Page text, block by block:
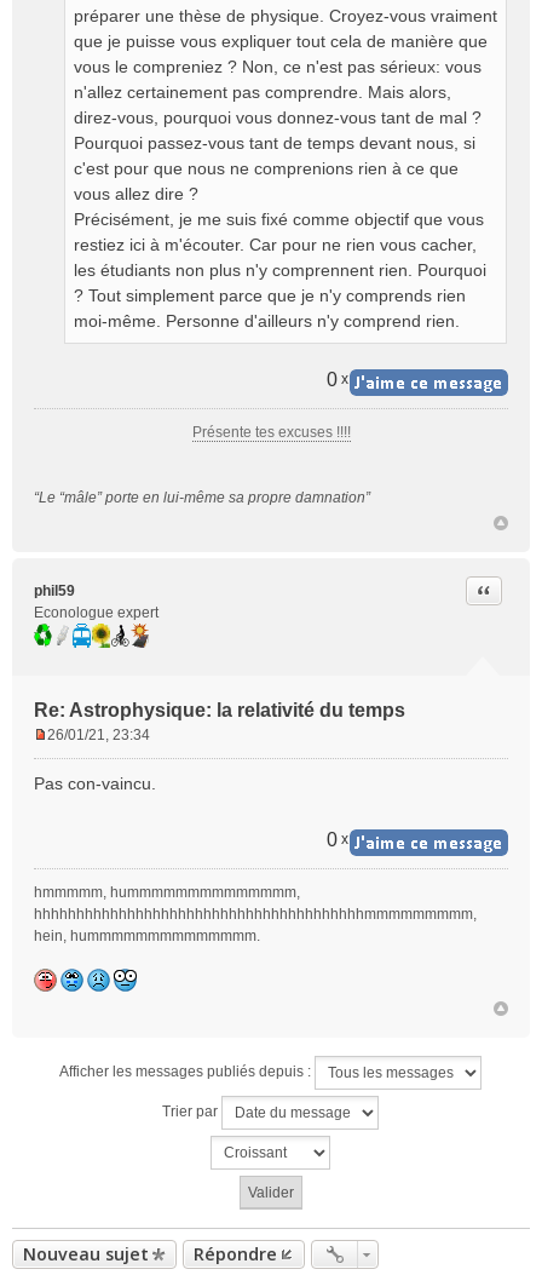
préparer une thèse de physique. Croyez-vous vraiment
que je puisse vous expliquer tout cela de manière que
vous le compreniez ? Non, ce n'est pas sérieux: vous
n'allez certainement pas comprendre. Mais alors,
direz-vous, pourquoi vous donnez-vous tant de mal ?
Pourquoi passez-vous tant de temps devant nous, si
c'est pour que nous ne comprenions rien à ce que
vous allez dire ?
Précisément, je me suis fixé comme objectif que vous
restiez ici à m'écouter. Car pour ne rien vous cacher,
les étudiants non plus n'y comprennent rien. Pourquoi
? Tout simplement parce que je n'y comprends rien
moi-même. Personne d'ailleurs n'y comprend rien.
0 x
Présente tes excuses !!!!
“Le “mâle” porte en lui-même sa propre damnation”
phil59
Econologue expert
Re: Astrophysique: la relativité du temps
Citer
s
l
u
26/01/21, 23:34
Pas con-vaincu.
0 x
hmmmmm, hummmmmmmmmmmmmm,
hhhhhhhhhhhhhhhhhhhhhhhhhhhhhhhhhhhhhhhmmmmmmmmm,
hein, hummmmmmmmmmmmmm.
Afficher les messages publiés depuis :
Trier par
Nouveau sujet Répondre